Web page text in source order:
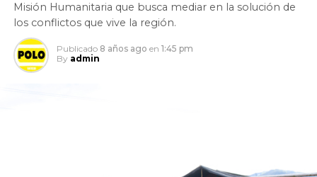
Misión Humanitaria que busca mediar en la solución de
los conflictos que vive la región.
Publicado 8 años ago en 1:45 pm
By admin